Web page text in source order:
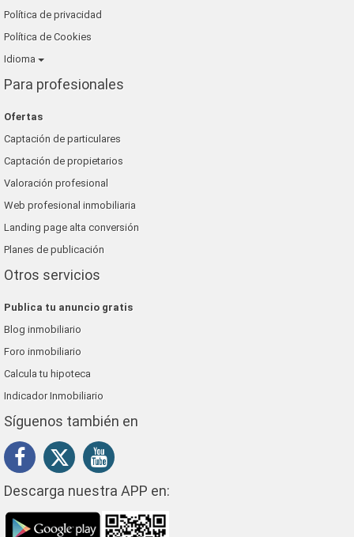
Política de privacidad
Política de Cookies
Idioma
Para profesionales
Ofertas
Captación de particulares
Captación de propietarios
Valoración profesional
Web profesional inmobiliaria
Landing page alta conversión
Planes de publicación
Otros servicios
Publica tu anuncio gratis
Blog inmobiliario
Foro inmobiliario
Calcula tu hipoteca
Indicador Inmobiliario
Síguenos también en
Descarga nuestra APP en: